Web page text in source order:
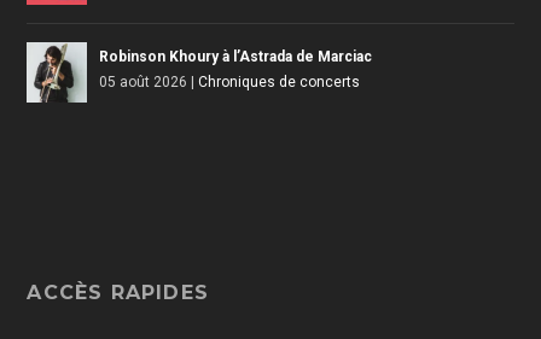
Robinson Khoury à l’Astrada de Marciac
05 août 2026 |Chroniques de concerts
ACCÈS RAPIDES